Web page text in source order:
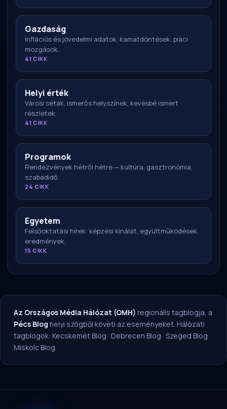
Gazdaság
Inflációs és jövedelmi adatok, kamatdöntések, piaci
mozgások.
41 CIKK
Helyi érték
Városi séták, ismerős helyszínek, kevésbé ismert
részletek.
41 CIKK
Programok
Rendezvények hétről hétre — kultúra, gasztronómia,
szabadidő.
24 CIKK
Egyetem
Felsőoktatási hírek: képzési kínálat, együttműködések,
eredmények.
15 CIKK
Az Országos Média Hálózat (OMH) regionális tagblogja, a
Pécs Blog helyi szögből követi az eseményeket. Hálózati
tagblogok: Kecskemét Blog · Debrecen Blog · Szeged Blog ·
Miskolc Blog